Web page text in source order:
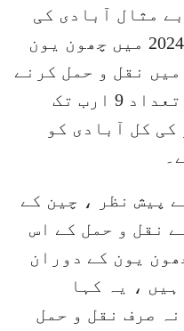
مثال آبادی کی
ہجرت ” کہا جاسکتا ہے۔ 2024 میں چھون یون
نقل و حمل کرنے
والے افراد کے ٹرپس کی تعداد 9 ارب تک
کی کل آبادی کو
پیش نظر ، چین کے
نقل و حمل کے اس
یون کے دوران
، یہ کہا
صرف نقل و حمل